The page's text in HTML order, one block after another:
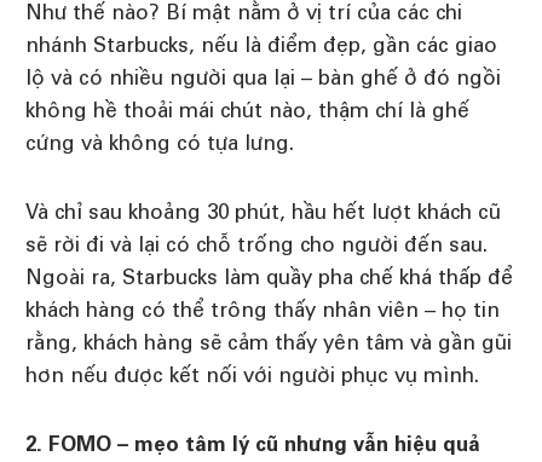
Như thế nào? Bí mật nằm ở vị trí của các chi
nhánh Starbucks, nếu là điểm đẹp, gần các giao
lộ và có nhiều người qua lại – bàn ghế ở đó ngồi
không hề thoải mái chút nào, thậm chí là ghế
cứng và không có tựa lưng.
Và chỉ sau khoảng 30 phút, hầu hết lượt khách cũ
sẽ rời đi và lại có chỗ trống cho người đến sau.
Ngoài ra, Starbucks làm quầy pha chế khá thấp để
khách hàng có thể trông thấy nhân viên – họ tin
rằng, khách hàng sẽ cảm thấy yên tâm và gần gũi
hơn nếu được kết nối với người phục vụ mình.
2. FOMO – mẹo tâm lý cũ nhưng vẫn hiệu quả